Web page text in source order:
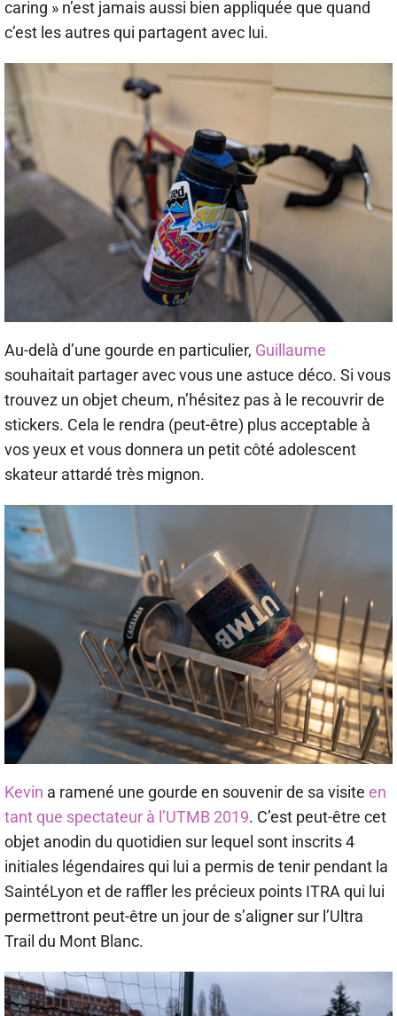
caring » n’est jamais aussi bien appliquée que quand
c’est les autres qui partagent avec lui.
Au-delà d’une gourde en particulier, Guillaume
souhaitait partager avec vous une astuce déco. Si vous
trouvez un objet cheum, n’hésitez pas à le recouvrir de
stickers. Cela le rendra (peut-être) plus acceptable à
vos yeux et vous donnera un petit côté adolescent
skateur attardé très mignon.
Kevin a ramené une gourde en souvenir de sa visite en
tant que spectateur à l’UTMB 2019. C’est peut-être cet
objet anodin du quotidien sur lequel sont inscrits 4
initiales légendaires qui lui a permis de tenir pendant la
SaintéLyon et de raffler les précieux points ITRA qui lui
permettront peut-être un jour de s’aligner sur l’Ultra
Trail du Mont Blanc.